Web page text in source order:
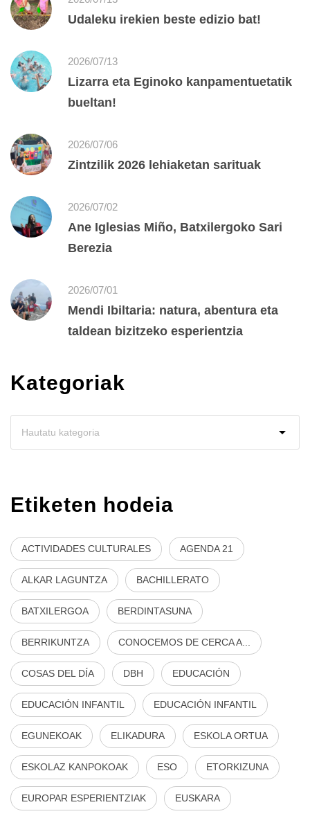
Udaleku irekien beste edizio bat!
2026/07/13
Lizarra eta Eginoko kanpamentuetatik
bueltan!
2026/07/06
Zintzilik 2026 lehiaketan sarituak
2026/07/02
Ane Iglesias Miño, Batxilergoko Sari
Berezia
2026/07/01
Mendi Ibiltaria: natura, abentura eta
taldean bizitzeko esperientzia
Kategoriak
Etiketen hodeia
ACTIVIDADES CULTURALES AGENDA 21
ALKAR LAGUNTZA BACHILLERATO
BATXILERGOA BERDINTASUNA
BERRIKUNTZA CONOCEMOS DE CERCA A...
COSAS DEL DÍA DBH EDUCACIÓN
EDUCACIÓN INFANTIL EDUCACIÓN INFANTIL
EGUNEKOAK ELIKADURA ESKOLA ORTUA
ESKOLAZ KANPOKOAK ESO ETORKIZUNA
EUROPAR ESPERIENTZIAK EUSKARA